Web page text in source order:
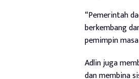
“Pemerintah
berkembang
pemimpin
Adlin juga
dan membina